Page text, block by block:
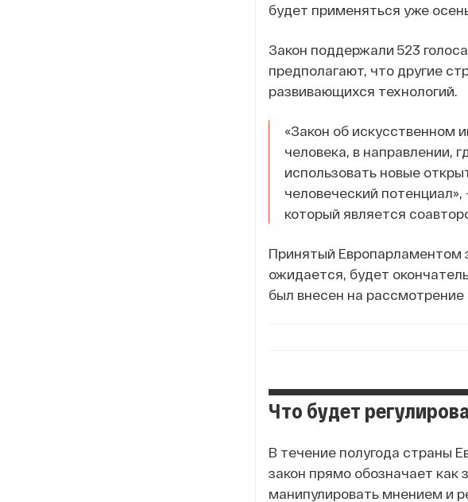
будет применяться уже
Закон поддержали 523
предполагают, что другие
развивающихся технологий.
«Закон об искусственном
человека, в направлении,
использовать новые
человеческий
который является
Принятый Европарламентом
ожидается, будет
был внесен на рассмотрение
Что будет
В течение полугода страны
закон прямо обозначает
манипулировать мнением и